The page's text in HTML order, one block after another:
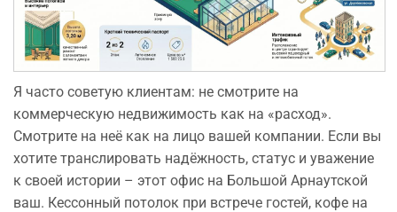
Я часто советую клиентам: не смотрите на
коммерческую недвижимость как на «расход».
Смотрите на неё как на лицо вашей компании. Если вы
хотите транслировать надёжность, статус и уважение
к своей истории – этот офис на Большой Арнаутской
ваш. Кессонный потолок при встрече гостей, кофе на